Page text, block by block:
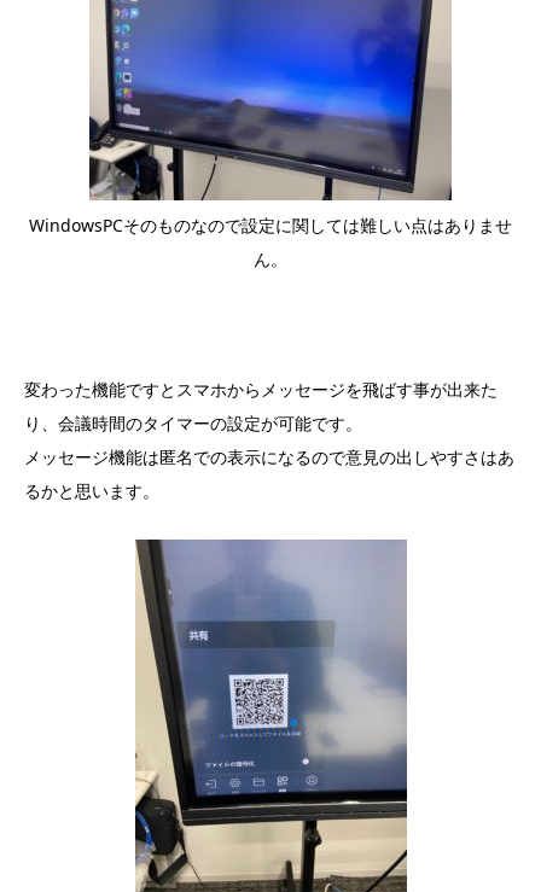
WindowsPCそのものなので設定に関しては難しい点はありませ
ん。
変わった機能ですとスマホからメッセージを飛ばす事が出来た
り、会議時間のタイマーの設定が可能です。
メッセージ機能は匿名での表示になるので意見の出しやすさはあ
るかと思います。